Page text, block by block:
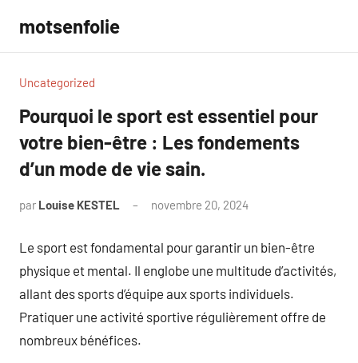
contenu
motsenfolie
Uncategorized
Pourquoi le sport est essentiel pour
votre bien-être : Les fondements
d’un mode de vie sain.
par Louise KESTEL novembre 20, 2024
Le sport est fondamental pour garantir un bien-être
physique et mental. Il englobe une multitude d’activités,
allant des sports d’équipe aux sports individuels.
Pratiquer une activité sportive régulièrement offre de
nombreux bénéfices.